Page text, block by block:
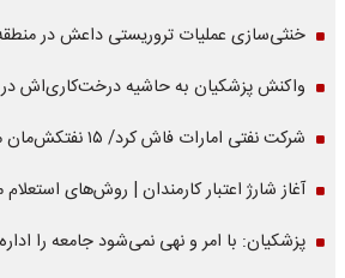
خنثی‌سازی عملیات تروریستی داعش در
واکنش پزشکیان به حاشیه درخت‌کاری‌اش
شرکت نفتی امارات فاش کرد/ ۱۵ نفتکش‌مان منفجر شد
آغاز شارژ اعتبار کارمندان | روش‌های
پزشکیان: با امر و نهی نمی‌شود جامعه را